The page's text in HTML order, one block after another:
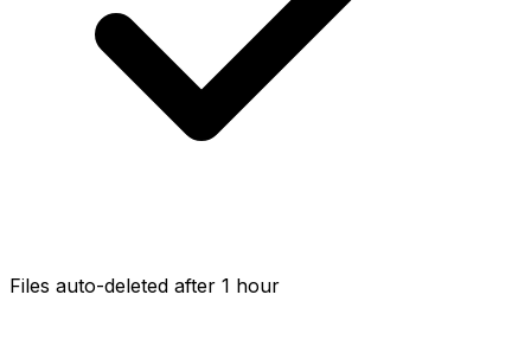
Files auto-deleted after 1 hour